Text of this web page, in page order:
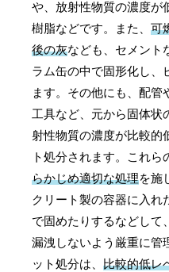
や、放射性物質の濃度が
樹脂などです。また、可
後の灰なども、セメント
ラム缶の中で固形化し、
ます。その他にも、配管
工具など、元から固体状
射性物質の濃度が比較的
ト処分されます。これら
らかじめ適切な処理を施
クリート製の容器に入れ
で固めたりするなどして
漏洩しないよう厳重に管
ット処分は、比較的低レ